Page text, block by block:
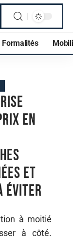
Formalités
en
et
éviter
à moitié
à côté.